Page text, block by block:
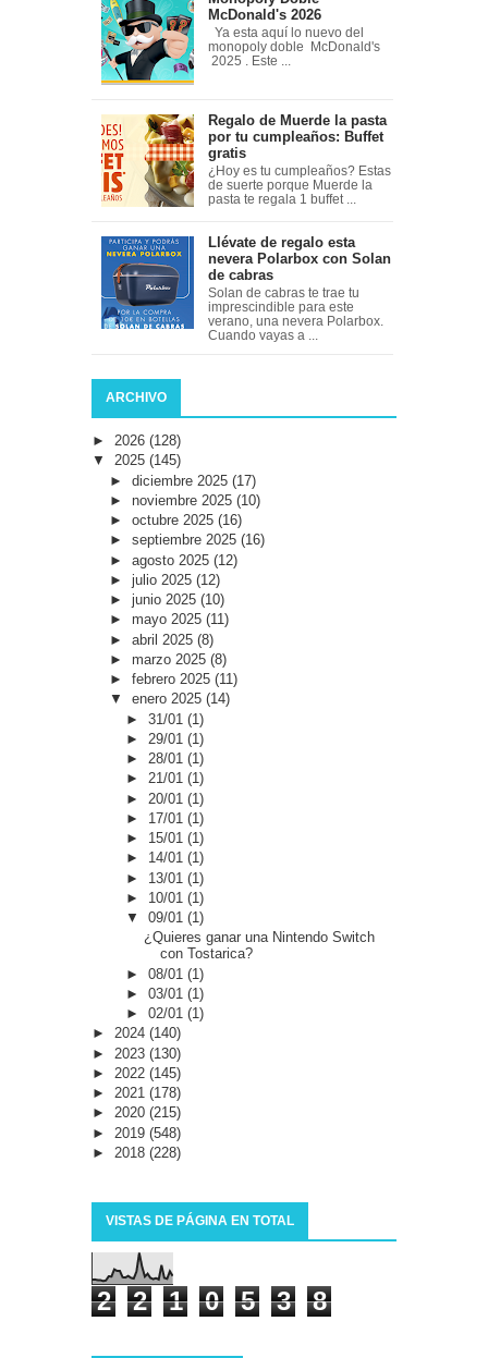
McDonald's 2026
Ya esta aquí lo nuevo del
monopoly doble McDonald's
2025 . Este ...
Regalo de Muerde la pasta
por tu cumpleaños: Buffet
gratis
¿Hoy es tu cumpleaños? Estas
de suerte porque Muerde la
pasta te regala 1 buffet ...
Llévate de regalo esta
nevera Polarbox con Solan
de cabras
Solan de cabras te trae tu
imprescindible para este
verano, una nevera Polarbox.
Cuando vayas a ...
ARCHIVO
► 2026 (128)
▼ 2025 (145)
► diciembre 2025 (17)
► noviembre 2025 (10)
► octubre 2025 (16)
► septiembre 2025 (16)
► agosto 2025 (12)
► julio 2025 (12)
► junio 2025 (10)
► mayo 2025 (11)
► abril 2025 (8)
► marzo 2025 (8)
► febrero 2025 (11)
▼ enero 2025 (14)
►31/01(1)
► 29/01(1)
►28/01(1)
►21/01(1)
► 20/01(1)
► 17/01(1)
► 15/01(1)
► 14/01(1)
► 13/01(1)
► 10/01(1)
▼09/01(1)
¿Quieres ganar una Nintendo Switch
con Tostarica?
►08/01(1)
►03/01(1)
►02/01(1)
► 2024 (140)
► 2023 (130)
► 2022 (145)
► 2021 (178)
► 2020 (215)
► 2019 (548)
► 2018 (228)
VISTAS DE PÁGINA EN TOTAL
2 2 1 0 5 3 8